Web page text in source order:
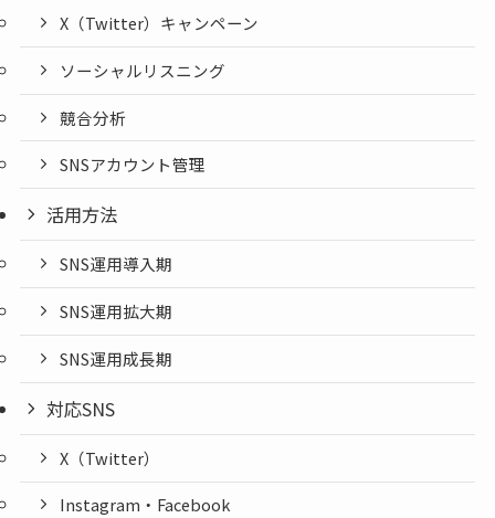
X（Twitter）キャンペーン
ソーシャルリスニング
競合分析
SNSアカウント管理
活用方法
SNS運用導入期
SNS運用拡大期
SNS運用成長期
対応SNS
X（Twitter）
Instagram・Facebook